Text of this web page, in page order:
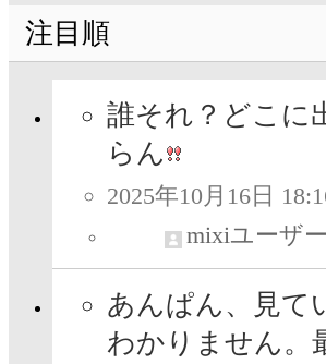
注目順
誰それ？どこに
らん
2025年10月16日
mixiユーザー
あんぱん、見
わかりません。